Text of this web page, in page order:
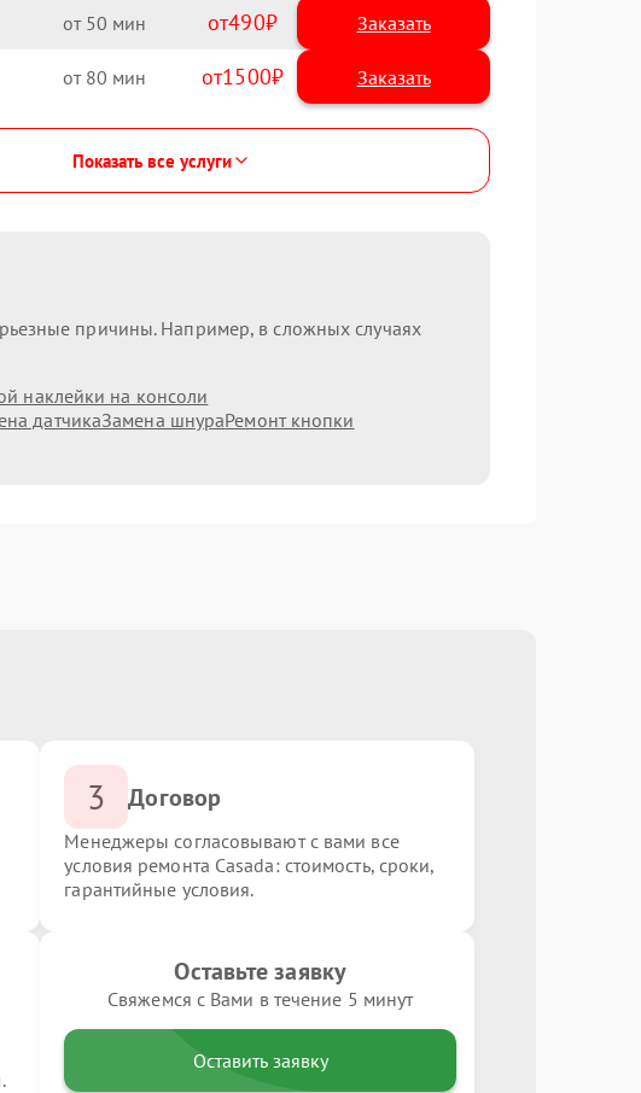
50 490
80 1500
Показать все услуги
причины. Например, в сложных случаях
наклейки на консоли
датчикаЗамена шнураРемонт кнопки
3 Договор
Менеджеры согласовывают с вами все
условия ремонта Casada: стоимость, сроки,
гарантийные условия.
Оставьте заявку
Свяжемся с Вами в течение 5 минут
Оставить заявку